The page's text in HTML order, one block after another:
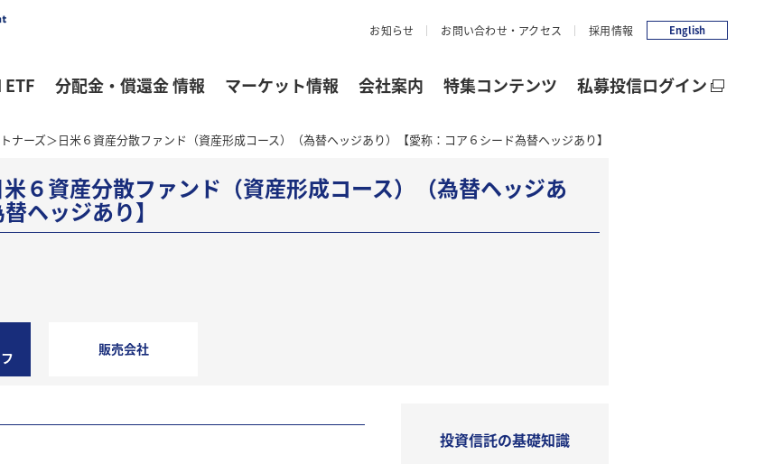
お知らせ お問い合わせ・アクセス 採用情報 English
ETF 分配金・償還金 情報 マーケット情報 会社案内 特集コンテンツ 私募投信ログイン
ナーズ＞日米６資産分散ファンド（資産形成コース）（為替ヘッジあり）【愛称：コア６シード為替ヘッジあり】
６資産分散ファンド（資産形成コース）（為替ヘッジあ
ヘッジあり】
販売会社
投資信託の基礎知識